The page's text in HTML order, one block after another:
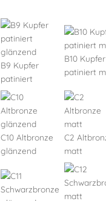
B9 Kupfer
patiniert
B10 Kupfer
patiniert
C10 Altbronze
glänzend
C2
matt